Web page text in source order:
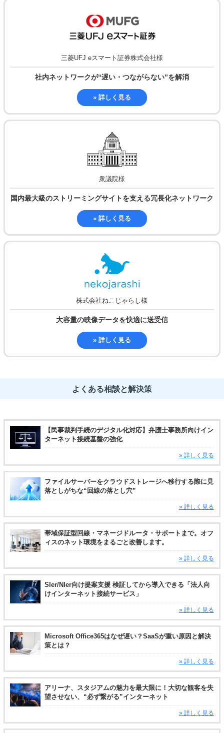
三菱UFJ eスマート証券株式会社様
社内ネットワークが“遅い・つながらない”を解消
» 詳しく見る
衆議院様
国内最大級のストリーミングサイトを支える冗長化ネットワーク
» 詳しく見る
株式会社ねこじゃらし様
大容量の映像データを快適に送受信
» 詳しく見る
よくある相談と解決策
【民事裁判手続のデジタル化対応】弁護士事務所向けイン
ターネット接続基盤の強化
» 詳しく見る
ファイルサーバーをクラウドストレージへ移行する際に見
落としがちな“回線の落とし穴”
» 詳しく見る
帯域保証型回線・マネージドルータ・サポートまで。オフ
ィスのネット環境をまるごと改善します。
» 詳しく見る
SIer/NIer向け提案支援 検証してから導入できる「法人向
けインターネット接続サービス」
» 詳しく見る
Microsoft Office365はなぜ遅い？SaaSが重い原因と解決
策とは？
» 詳しく見る
アリーナ、スタジアムの魅力を最大限に！大切な観客を失
望させない、“必ず繋がる”インターネット
» 詳しく見る